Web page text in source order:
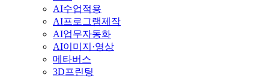
AI수업적용
AI프로그램제작
AI업무자동화
AI이미지·영상
메타버스
3D프린팅